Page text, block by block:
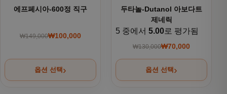
에프페시아-600정 직구
₩149,000 원래 가격: ₩149,000.
₩100,000
현재 가격: ₩100,000.
옵션 선택
두타놀-Dutanol 아보다트
제네릭
5 중에서 5.00로 평가됨
₩130,000원래 가격:
₩70,000
현재 가격: ₩70,000.
옵션 선택